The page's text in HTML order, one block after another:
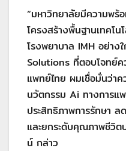
“มหาวิทยาลัยมีความพร้
โครงสร้างพื้นฐานเทคโน
โรงพยาบาล IMH อย่า
Solutions ที่ตอบโจทย์ค
แพทย์ไทย ผมเชื่อมั่นว่า
นวัตกรรม Ai ทางการแ
ประสิทธิภาพการรักษา ล
และยกระดับคุณภาพชีวิต
น์ กล่าว